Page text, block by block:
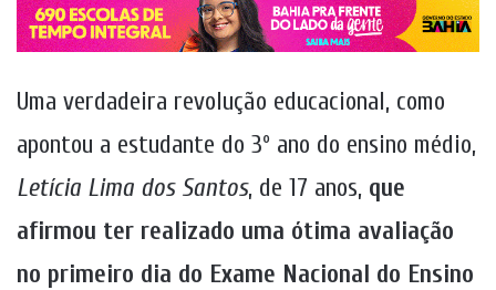
Uma verdadeira revolução educacional, como
apontou a estudante do 3º ano do ensino médio,
Letícia Lima dos Santos, de 17 anos, que
afirmou ter realizado uma ótima avaliação
no primeiro dia do Exame Nacional do Ensino